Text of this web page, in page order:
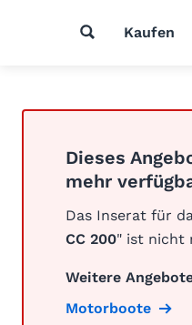
Kaufen
Dieses
mehr
Das Inserat für
CC 200" ist nicht
Weitere
Motorboote